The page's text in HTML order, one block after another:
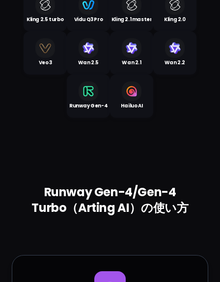
Kling 2.5 turbo Vidu Q3 Pro Kling 2.1 master Kling 2.0
Veo 3 Wan 2.5 Wan 2.1 Wan 2.2
Runway Gen-4 Hailuo AI
Runway Gen-4/Gen-4
Turbo（Arting AI）の使い方